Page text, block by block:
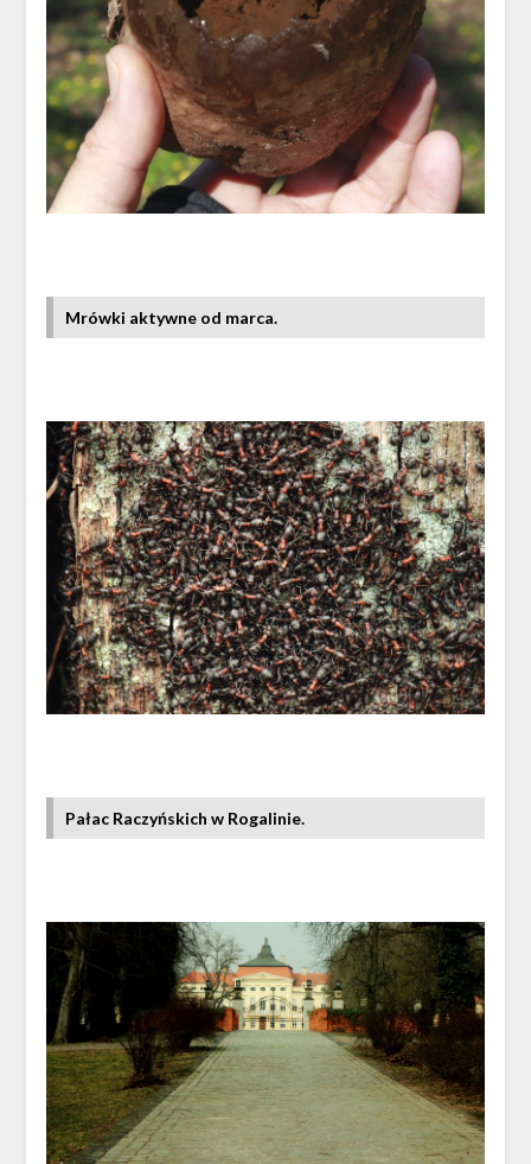
Mrówki aktywne od marca.
Pałac Raczyńskich w Rogalinie.